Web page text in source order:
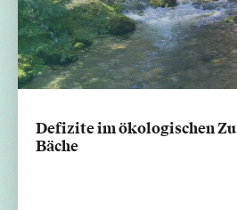
Defizite im ökologischen
Bäche